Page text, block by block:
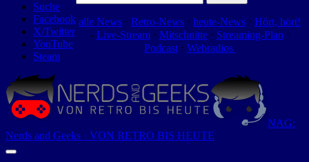
Suche
Facebook
X/Twitter
YouTube
Steam
nach:
alle News ⋅ Retro-News ⋅ heute-News ⋅ Hört, hört!
- Live-Stream⋅ Mitschnitte⋅ Streaming-Plan ⋅
Podcast⋅ Webradios
NAG:
Nerds and Geeks · VON RETRO BIS HEUTE